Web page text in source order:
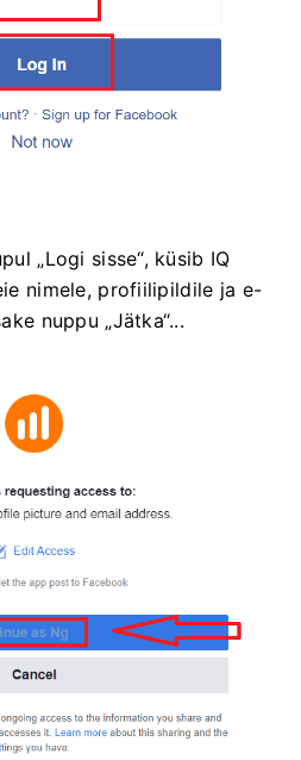
„Logi sisse“, küsib IQ
nimele, profiilipildile ja e-
nuppu „Jätka“...